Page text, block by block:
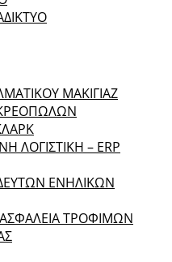
ΜΑΚΙΓΙΑΖ
– ERP
ΕΝΗΛΙΚΩΝ
ΑΣΦΑΛΕΙΑ ΤΡΟΦΙΜΩΝ